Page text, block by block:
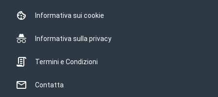
Informativa sui cookie
Informativa sulla privacy
Termini e Condizioni
Contatta